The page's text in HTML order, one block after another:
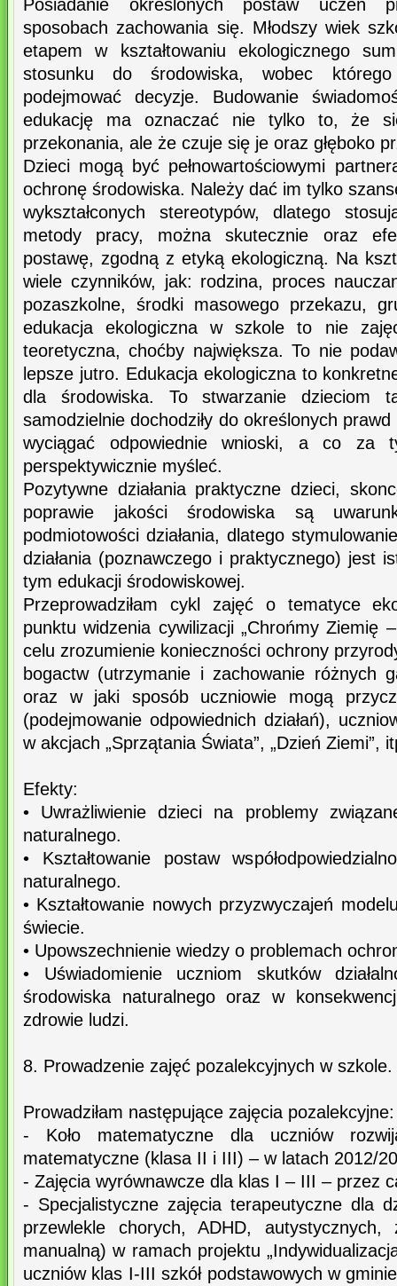
Posiadanie określonych postaw uczeń
sposobach zachowania się. Młodszy wiek
etapem w kształtowaniu ekologicznego
stosunku do środowiska, wobec
podejmować decyzje. Budowanie
edukację ma oznaczać nie tylko to, że
przekonania, ale że czuje się je oraz głęboko
Dzieci mogą być pełnowartościowymi
ochronę środowiska. Należy dać im tylko
wykształconych stereotypów, dlatego
metody pracy, można skutecznie oraz
postawę, zgodną z etyką ekologiczną. Na
wiele czynników, jak: rodzina, proces
pozaszkolne, środki masowego przekazu,
edukacja ekologiczna w szkole to nie
teoretyczna, choćby największa. To nie
lepsze jutro. Edukacja ekologiczna to
dla środowiska. To stwarzanie dzieciom
samodzielnie dochodziły do określonych
wyciągać odpowiednie wnioski, a co za
perspektywicznie myśleć.
Pozytywne działania praktyczne dzieci,
poprawie jakości środowiska są
podmiotowości działania, dlatego
działania (poznawczego i praktycznego) jest
tym edukacji środowiskowej.
Przeprowadziłam cykl zajęć o tematyce
punktu widzenia cywilizacji „Chrońmy Ziemię
celu zrozumienie konieczności ochrony
bogactw (utrzymanie i zachowanie różnych
oraz w jaki sposób uczniowie mogą
(podejmowanie odpowiednich działań),
w akcjach „Sprzątania Świata”, „Dzień Ziemi”,
Efekty:
• Uwrażliwienie dzieci na problemy
naturalnego.
• Kształtowanie postaw
naturalnego.
• Kształtowanie nowych przyzwyczajeń
świecie.
• Upowszechnienie wiedzy o problemach
• Uświadomienie uczniom skutków
środowiska naturalnego oraz w
zdrowie ludzi.
8. Prowadzenie zajęć pozalekcyjnych w szkole.
Prowadziłam następujące zajęcia pozalekcyjne:
- Koło matematyczne dla uczniów
matematyczne (klasa II i III) – w latach 2012/
- Zajęcia wyrównawcze dla klas I – III – przez
- Specjalistyczne zajęcia terapeutyczne dla
przewlekle chorych, ADHD, autystycznych,
manualną) w ramach projektu
uczniów klas I-III szkół podstawowych w